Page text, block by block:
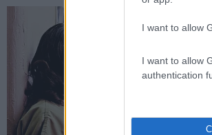
I want to allow
I want to allow
authentication